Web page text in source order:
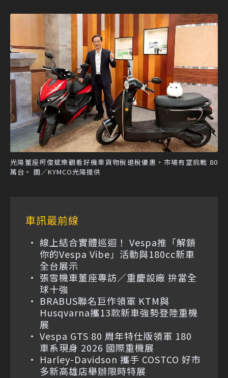
光陽董座柯俊斌樂觀看好機車貨物稅退稅優惠，市場有望挑戰 80
萬台。 圖／KYMCO光陽提供
車訊最前線
線上結合實體巡迴！ Vespa推「解鎖
你的Vespa Vibe」活動與180cc新車
全台展示
張雪機車董座專訪／重慶設廠 拚當全
球十強
BRABUS聯名巨作領軍 KTM與
Husqvarna攜13款新車強勢登陸重機
展
Vespa GTS 80 周年特仕版領軍 180
車系現身 2026 國際重機展
Harley-Davidson 攜手 COSTCO 好市
多新高雄店舉辦限時特展